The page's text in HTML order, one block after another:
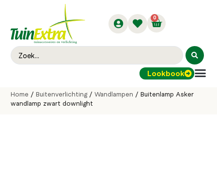
0
Lookbook
Home /Buitenverlichting/Wandlampen / Buitenlamp Asker
wandlamp zwart downlight